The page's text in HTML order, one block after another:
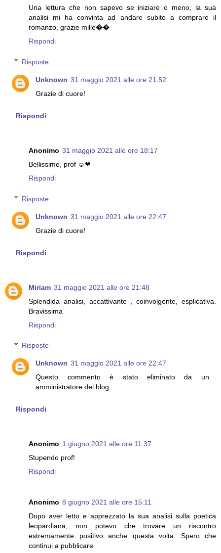
Una lettura che non sapevo se iniziare o meno, la sua
analisi mi ha convinta ad andare subito a comprare il
romanzo, grazie mille��
Rispondi
Risposte
Unknown 31 maggio 2021 alle ore 21:52
Grazie di cuore!
Rispondi
Anonimo 31 maggio 2021 alle ore 18:17
Bellissimo, prof ☺❤
Rispondi
Risposte
Unknown 31 maggio 2021 alle ore 22:47
Grazie di cuore!
Rispondi
Miriam 31 maggio 2021 alle ore 21:48
Splendida analisi, accattivante , coinvolgente, esplicativa.
Bravissima
Rispondi
Risposte
Unknown 31 maggio 2021 alle ore 22:47
Questo commento è stato eliminato da un
amministratore del blog.
Rispondi
Anonimo 1 giugno 2021 alle ore 11:37
Stupendo prof!
Rispondi
Anonimo 8 giugno 2021 alle ore 15:11
Dopo aver letto e apprezzato la sua analisi sulla poetica
leopardiana, non potevo che trovare un riscontro
estremamente positivo anche questa volta. Spero che
continui a pubblicare